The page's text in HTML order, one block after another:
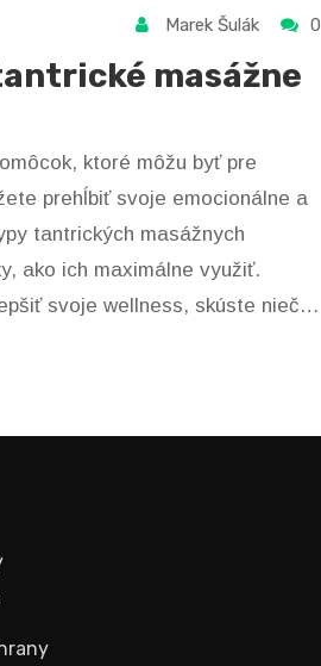
Marek Šulák 0
masážne
ktoré môžu byť pre
prehĺbiť svoje emocionálne a
tantrických masážnych
ako ich maximálne využiť.
svoje wellness, skúste niečo